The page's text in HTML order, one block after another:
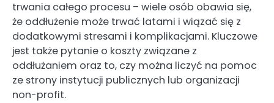
trwania całego procesu – wiele osób obawia się,
że oddłużenie może trwać latami i wiązać się z
dodatkowymi stresami i komplikacjami. Kluczowe
jest także pytanie o koszty związane z
oddłużaniem oraz to, czy można liczyć na pomoc
ze strony instytucji publicznych lub organizacji
non-profit.